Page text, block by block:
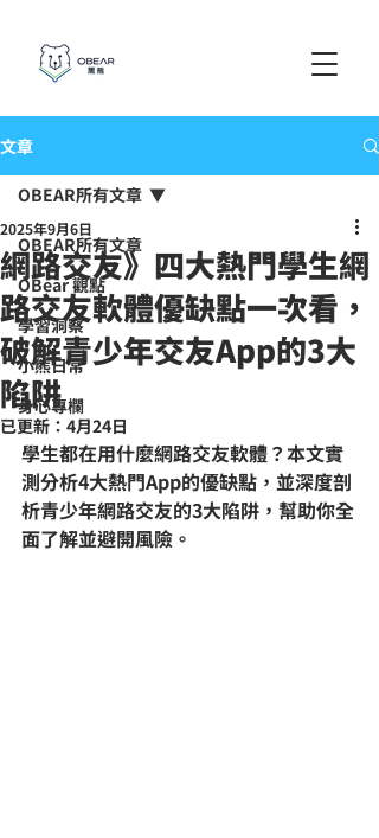
文章
OBEAR所有文章
OBear 觀點
學習洞察
小熊日常
身心專欄
OBEAR所有文章
網路交友》四大熱門學生網
路交友軟體優缺點一次看，
破解青少年交友App的3大
陷阱
2025年9月6日
已更新： 4月24日
學生都在用什麼網路交友軟體？本文實
測分析4大熱門App的優缺點，並深度剖
析青少年網路交友的3大陷阱，幫助你全
面了解並避開風險。